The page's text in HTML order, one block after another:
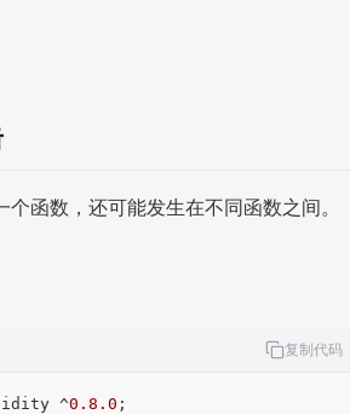
函数，还可能发生在不同函数之间。
复制代码
^0.8 .0 ;